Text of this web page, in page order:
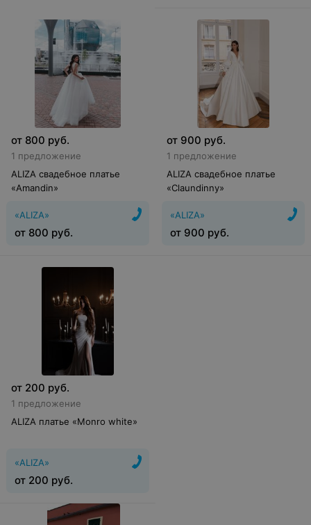
от 800 руб.
1 предложение
ALIZA свадебное платье
«Amandin»
«ALIZA»
от 800 руб.
от 900 руб.
1 предложение
ALIZA свадебное платье
«Claundinny»
«ALIZA»
от 900 руб.
от 200 руб.
1 предложение
ALIZA платье «Monro white»
«ALIZA»
от 200 руб.